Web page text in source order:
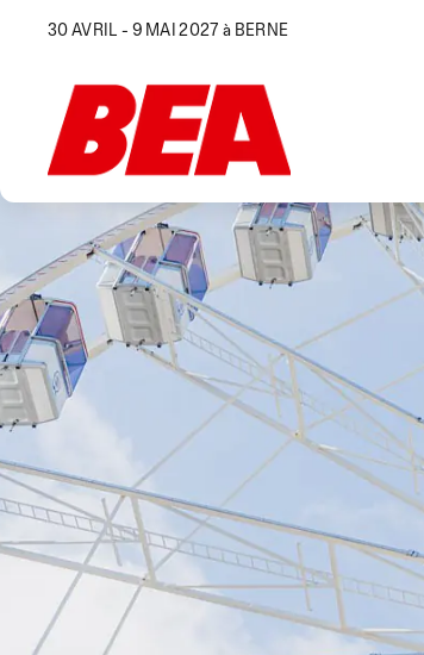
30 AVRIL - 9 MAI 2027 à BERNE